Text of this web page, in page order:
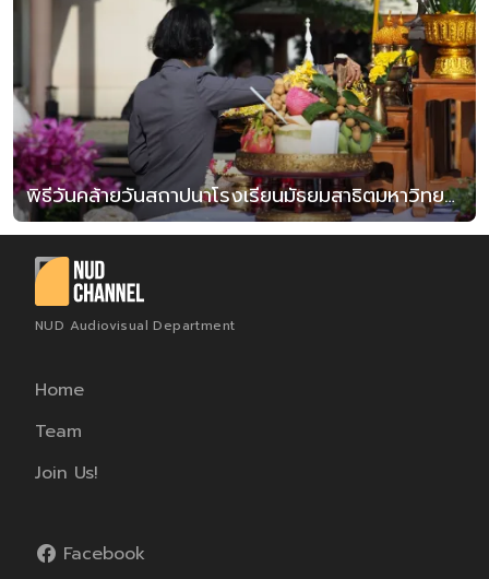
พิธีวันคล้ายวันสถาปนาโรงเรียนมัธยมสาธิตมหาวิทยาลัยนเรศวร ครบรอบ 12 ปี
NUD Audiovisual Department
Home
Team
Join Us!
Facebook